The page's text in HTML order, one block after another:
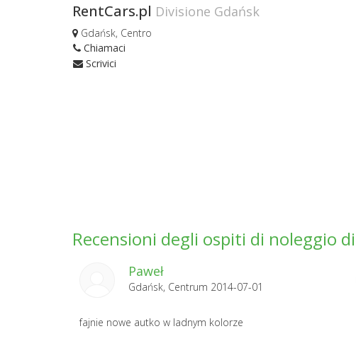
RentCars.pl Divisione Gdańsk
Gdańsk, Centro
Chiamaci
Scrivici
Recensioni degli ospiti di noleggio
Paweł
Gdańsk, Centrum 2014-07-01
fajnie nowe autko w ladnym kolorze